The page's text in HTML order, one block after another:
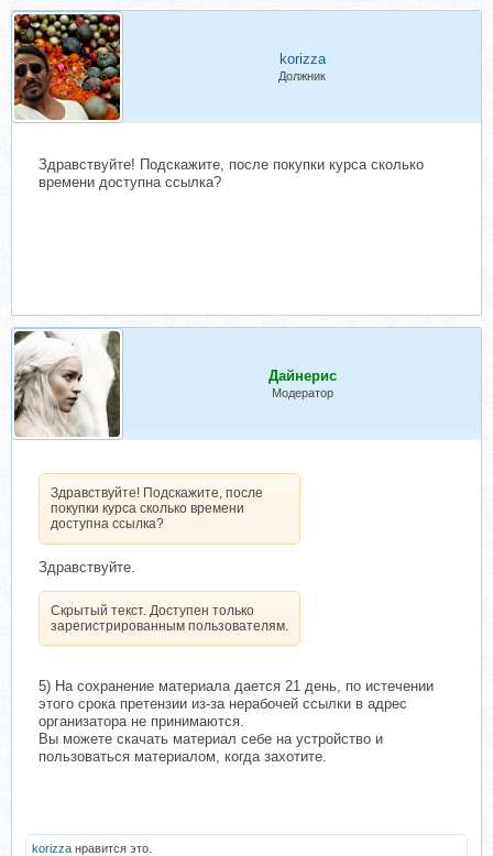
korizza
Должник
Здравствуйте! Подскажите, после покупки курса сколько
времени доступна ссылка?
Дайнерис
Модератор
Здравствуйте! Подскажите, после
покупки курса сколько времени
доступна ссылка?
Здравствуйте.
Скрытый текст. Доступен только
зарегистрированным пользователям.
5) На сохранение материала дается 21 день, по истечении
этого срока претензии из-за нерабочей ссылки в адрес
организатора не принимаются.
Вы можете скачать материал себе на устройство и
пользоваться материалом, когда захотите.
korizza нравится это.